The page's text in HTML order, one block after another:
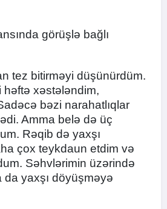
görüşlə bağlı
tez bitirməyi düşünürdüm.
xəstələndim,
bəzi narahatlıqlar
Amma belə də üç
Rəqib də yaxşı
çox teykdaun etdim və
Səhvlərimin üzərində
yaxşı döyüşməyə